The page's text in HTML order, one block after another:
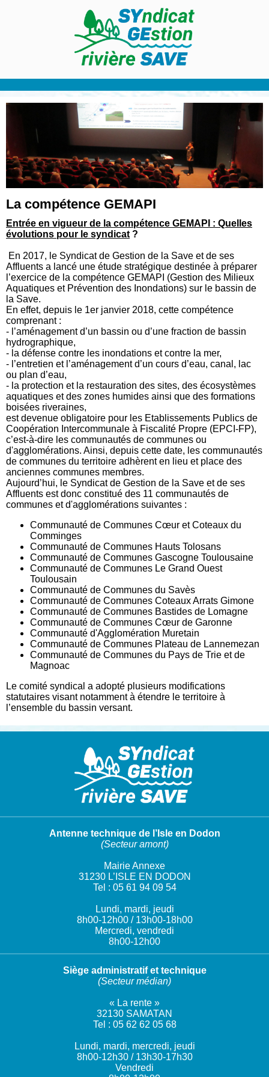
La compétence GEMAPI
Entrée en vigueur de la compétence GEMAPI : Quelles
évolutions pour le syndicat ?
En 2017, le Syndicat de Gestion de la Save et de ses
Affluents a lancé une étude stratégique destinée à préparer
l’exercice de la compétence GEMAPI (Gestion des Milieux
Aquatiques et Prévention des Inondations) sur le bassin de
la Save.
En effet, depuis le 1er janvier 2018, cette compétence
comprenant :
- l’aménagement d’un bassin ou d’une fraction de bassin
hydrographique,
- la défense contre les inondations et contre la mer,
- l’entretien et l’aménagement d’un cours d’eau, canal, lac
ou plan d’eau,
- la protection et la restauration des sites, des écosystèmes
aquatiques et des zones humides ainsi que des formations
boisées riveraines,
est devenue obligatoire pour les Etablissements Publics de
Coopération Intercommunale à Fiscalité Propre (EPCI-FP),
c’est-à-dire les communautés de communes ou
d'agglomérations. Ainsi, depuis cette date, les communautés
de communes du territoire adhèrent en lieu et place des
anciennes communes membres.
Aujourd’hui, le Syndicat de Gestion de la Save et de ses
Affluents est donc constitué des 11 communautés de
communes et d'agglomérations suivantes :
Communauté de Communes Cœur et Coteaux du
Comminges
Communauté de Communes Hauts Tolosans
Communauté de Communes Gascogne Toulousaine
Communauté de Communes Le Grand Ouest
Toulousain
Communauté de Communes du Savès
Communauté de Communes Coteaux Arrats Gimone
Communauté de Communes Bastides de Lomagne
Communauté de Communes Cœur de Garonne
Communauté d'Agglomération Muretain
Communauté de Communes Plateau de Lannemezan
Communauté de Communes du Pays de Trie et de
Magnoac
Le comité syndical a adopté plusieurs modifications
statutaires visant notamment à étendre le territoire à
l’ensemble du bassin versant.
Antenne technique de l’Isle en Dodon
(Secteur amont)
Mairie Annexe
31230 L’ISLE EN DODON
Tel : 05 61 94 09 54
Lundi, mardi, jeudi
8h00-12h00 / 13h00-18h00
Mercredi, vendredi
8h00-12h00
Siège administratif et technique
(Secteur médian)
« La rente »
32130 SAMATAN
Tel : 05 62 62 05 68
Lundi, mardi, mercredi, jeudi
8h00-12h30 / 13h30-17h30
Vendredi